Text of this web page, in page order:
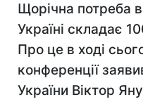
Щорічна потреба
Україні складає
Про це в ході
конференції
України Віктор